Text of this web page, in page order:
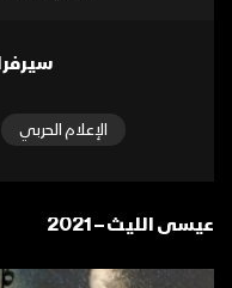
الإعلام الحربي
عيسى الليث – 2021